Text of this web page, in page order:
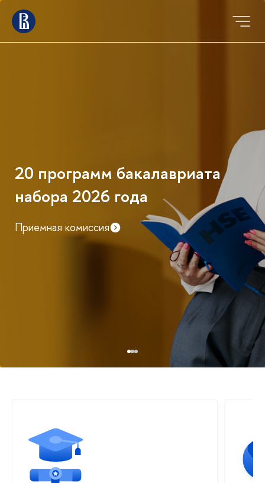
20 программ бакалавриата
набора 2026 года
Приемная комиссия